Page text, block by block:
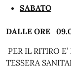
SABATO
DALLE ORE
PER IL RITIRO
TESSERA